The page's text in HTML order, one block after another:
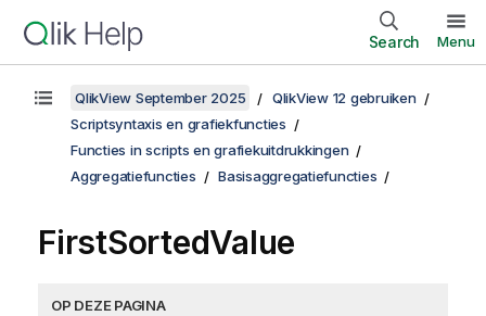
Search Menu
QlikView September 2025
QlikView 12 gebruiken
Scriptsyntaxis en grafiekfuncties
Functies in scripts en grafiekuitdrukkingen
Aggregatiefuncties
Basisaggregatiefuncties
FirstSortedValue
OP DEZE PAGINA